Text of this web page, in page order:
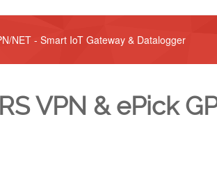
NET - Smart IoT Gateway & Datalogger
VPN & ePick